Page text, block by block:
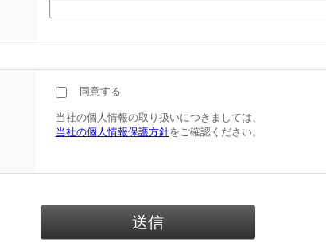
同意する
当社の個人情報の取り扱いにつきましては、
当社の個人情報保護方針をご確認ください。